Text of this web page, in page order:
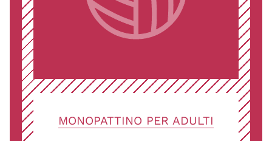
MONOPATTINO PER ADULTI